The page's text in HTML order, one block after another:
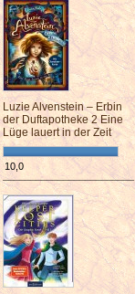
Luzie Alvenstein – Erbin
der Duftapotheke 2 Eine
Lüge lauert in der Zeit
10,0
¯¯¯¯¯¯¯¯¯¯¯¯¯¯¯¯¯¯¯¯¯¯¯¯